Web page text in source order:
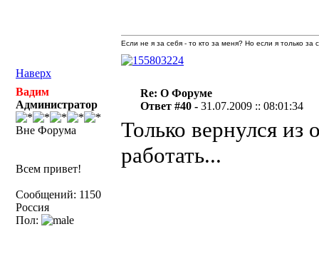
Наверх
Если не я за себя - то кто за меня? Но если я только
Вадим
Администратор
Вне Форума
Всем привет!
Сообщений: 1150
Россия
Пол:
Re: О Форуме
Ответ #40 -31.07.2009 :: 08:01:34
Только вернулся
работать...